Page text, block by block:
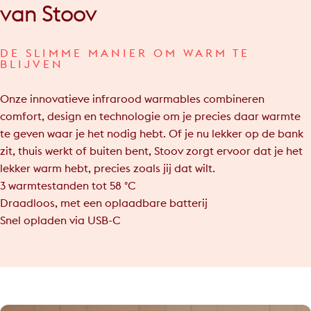
van Stoov
DE SLIMME MANIER OM WARM TE
BLIJVEN
Onze innovatieve infrarood warmables combineren
comfort, design en technologie om je precies daar warmte
te geven waar je het nodig hebt. Of je nu lekker op de bank
zit, thuis werkt of buiten bent, Stoov zorgt ervoor dat je het
lekker warm hebt, precies zoals jij dat wilt.
3 warmtestanden tot 58 °C
Draadloos, met een oplaadbare batterij
Snel opladen via USB-C